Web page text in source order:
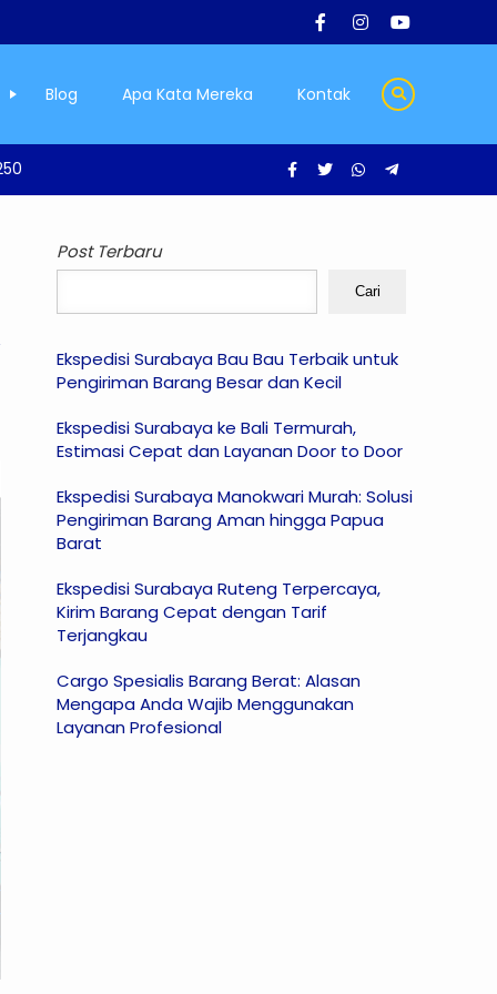
Blog Apa Kata Mereka Kontak
Post Terbaru
Cari
Ekspedisi Surabaya Bau Bau Terbaik untuk
Pengiriman Barang Besar dan Kecil
Ekspedisi Surabaya ke Bali Termurah,
Estimasi Cepat dan Layanan Door to Door
Ekspedisi Surabaya Manokwari Murah: Solusi
Pengiriman Barang Aman hingga Papua
Barat
Ekspedisi Surabaya Ruteng Terpercaya,
Kirim Barang Cepat dengan Tarif
Terjangkau
Cargo Spesialis Barang Berat: Alasan
Mengapa Anda Wajib Menggunakan
Layanan Profesional